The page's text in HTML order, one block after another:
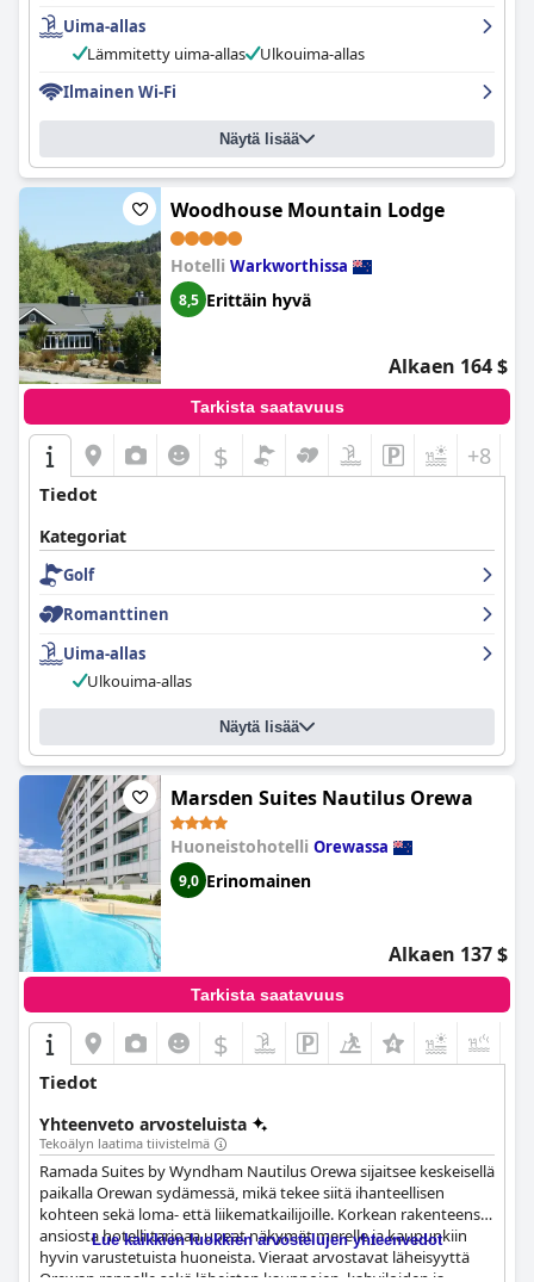
Uima-allas
Lämmitetty uima-allas
Ulkouima-allas
Ilmainen Wi-Fi
Näytä lisää
Woodhouse Mountain Lodge
Hotelli Warkworthissa
8,5 Erittäin hyvä
Alkaen 164 $
Tarkista saatavuus
$ +8
Tiedot
Kategoriat
Golf
Romanttinen
Uima-allas
Ulkouima-allas
Näytä lisää
Marsden Suites Nautilus Orewa
Huoneistohotelli Orewassa
9,0 Erinomainen
Alkaen 137 $
Tarkista saatavuus
$
Tiedot
Yhteenveto arvosteluista
Tekoälyn laatima tiivistelmä
Ramada Suites by Wyndham Nautilus Orewa sijaitsee keskeisellä
paikalla Orewan sydämessä, mikä tekee siitä ihanteellisen
kohteen sekä loma- että liikematkailijoille. Korkean rakenteensa
ansiosta hotelli tarjoaa upeat näkymät merelle ja kaupunkiin
hyvin varustetuista huoneista. Vieraat arvostavat läheisyyttä
Lue kaikkien luokkien arvostelujen yhteenvedot